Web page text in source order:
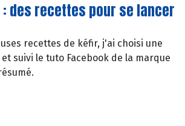
des recettes pour se lancer
recettes de kéfir, j'ai choisi une
suivi le tuto Facebook de la marque